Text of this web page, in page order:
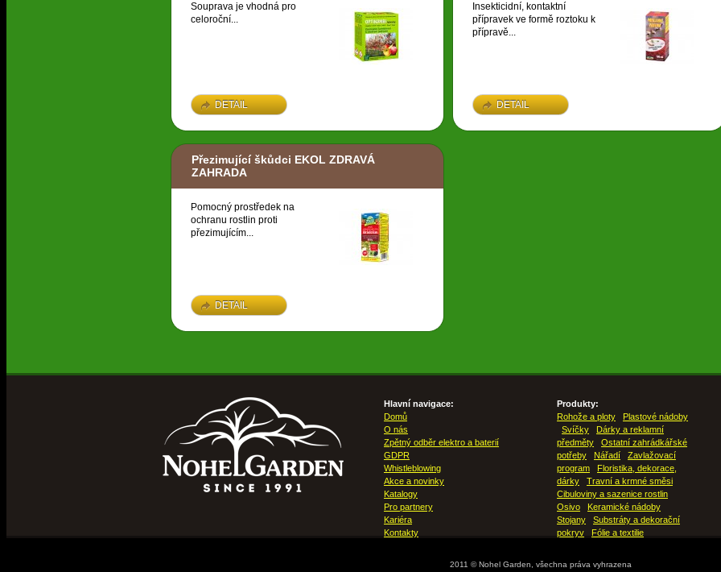
Souprava je vhodná pro
celoroční...
DETAIL
Insekticidní, kontaktní
přípravek ve formě roztoku k
přípravě...
DETAIL
Přezimující škůdci EKOL ZDRAVÁ
ZAHRADA
Pomocný prostředek na
ochranu rostlin proti
přezimujícím...
DETAIL
Hlavní navigace:
Domů
O nás
Zpětný odběr elektro a baterií
GDPR
Whistleblowing
Akce a novinky
Katalogy
Pro partnery
Kariéra
Kontakty
Produkty:
Rohože a ploty
Plastové nádoby
Svíčky
Dárky a reklamní
předměty
Ostatní zahrádkářské
potřeby
Nářadí
Zavlažovací
program
Floristika, dekorace,
dárky
Travní a krmné směsi
Cibuloviny a sazenice rostlin
Osivo
Keramické nádoby
Stojany
Substráty a dekorační
pokryv
Fólie a textilie
2011 © Nohel Garden, všechna práva vyhrazena